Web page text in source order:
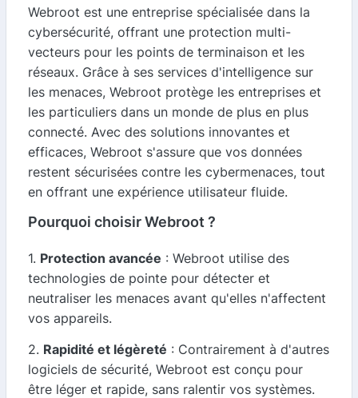
Webroot est une entreprise spécialisée dans la
cybersécurité, offrant une protection multi-
vecteurs pour les points de terminaison et les
réseaux. Grâce à ses services d'intelligence sur
les menaces, Webroot protège les entreprises et
les particuliers dans un monde de plus en plus
connecté. Avec des solutions innovantes et
efficaces, Webroot s'assure que vos données
restent sécurisées contre les cybermenaces, tout
en offrant une expérience utilisateur fluide.
Pourquoi choisir Webroot ?
1. Protection avancée : Webroot utilise des
technologies de pointe pour détecter et
neutraliser les menaces avant qu'elles n'affectent
vos appareils.
2. Rapidité et légèreté : Contrairement à d'autres
logiciels de sécurité, Webroot est conçu pour
être léger et rapide, sans ralentir vos systèmes.